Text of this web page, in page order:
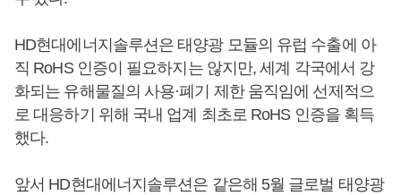
HD현대에너지솔루션은 태양광 모듈의 유럽 수출에 아
직 RoHS 인증이 필요하지는 않지만, 세계 각국에서 강
화되는 유해물질의 사용·폐기 제한 움직임에 선제적으
로 대응하기 위해 국내 업계 최초로 RoHS 인증을 획득
했다.
앞서 HD현대에너지솔루션은 같은해 5월 글로벌 태양광